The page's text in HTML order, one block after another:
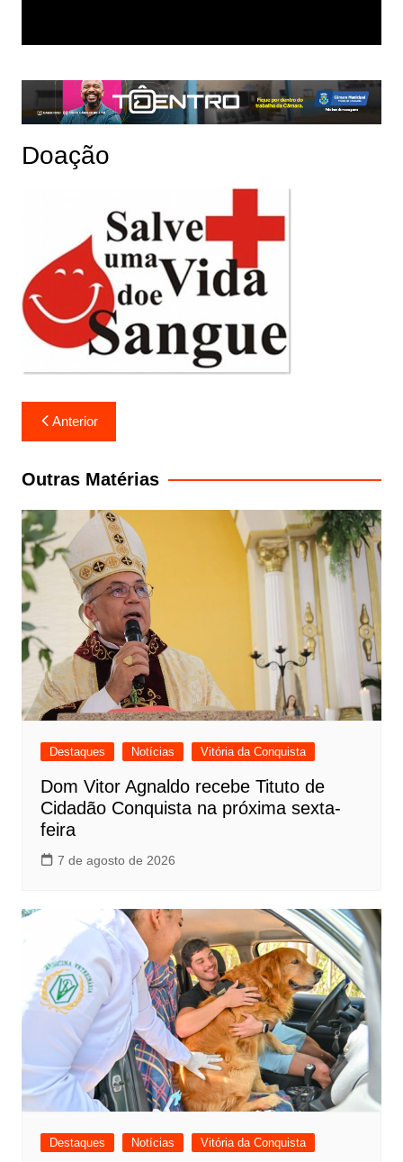
Doação
Navegação
de
Post
Anterior
Outras Matérias
Destaques Notícias Vitória da Conquista
Dom Vitor Agnaldo recebe Tituto de
Cidadão Conquista na próxima sexta-
feira
7 de agosto de 2026
Destaques Notícias Vitória da Conquista